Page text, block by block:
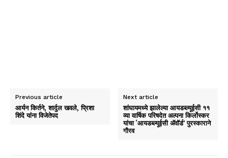
Previous article
आर्यन किर्तने, शार्दुल खवले, प्रिशा
शिंदे यांना विजेतेपद
Next article
शांघायमध्ये झालेल्या आयडब्ल्यूईसी ११
व्या वार्षिक परिषदेत अल्पना किर्लोस्कर
यांचा ‘आयडब्ल्यूईसी ॲवॉर्ड’ पुरस्काराने
गौरव